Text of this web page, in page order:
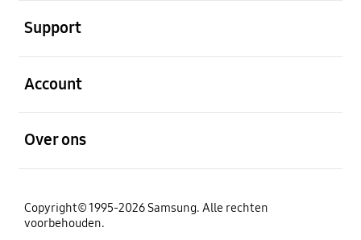
Support
Account
Over ons
Copyright© 1995-2026 Samsung. Alle rechten
voorbehouden.